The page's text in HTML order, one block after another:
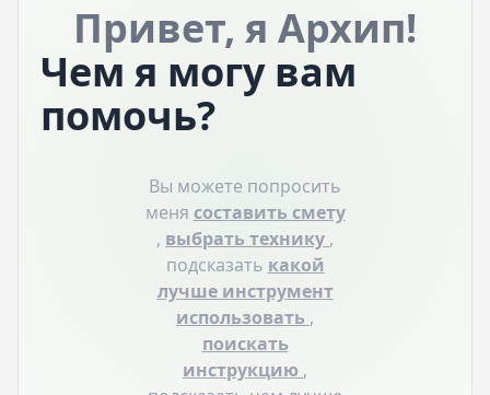
Привет, я Архип!
Чем я могу вам
помочь?
Вы можете попросить
меня составить смету
, выбрать технику ,
подсказать какой
лучше инструмент
использовать ,
поискать
инструкцию ,